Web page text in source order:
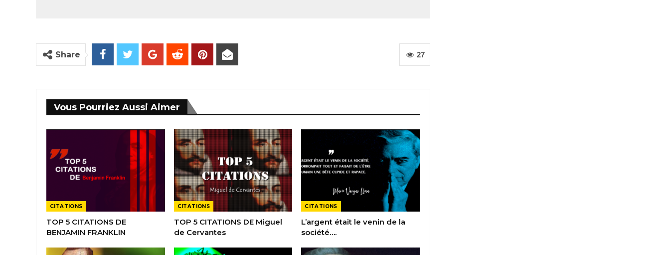
27
Share
Vous Pourriez Aussi Aimer
CITATIONS
TOP 5 CITATIONS DE
BENJAMIN FRANKLIN
CITATIONS
TOP 5 CITATIONS DE Miguel
de Cervantes
CITATIONS
L’argent était le venin de la
société….